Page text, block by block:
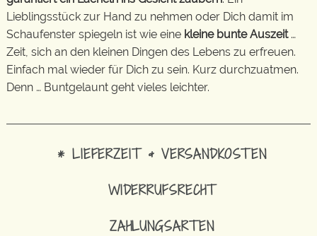
Lieblingsstück zur Hand zu nehmen oder Dich damit im
Schaufenster spiegeln ist wie eine kleine bunte Auszeit…
Zeit, sich an den kleinen Dingen des Lebens zu erfreuen.
Einfach mal wieder für Dich zu sein. Kurz durchzuatmen.
Denn … Buntgelaunt geht vieles leichter.
* LIEFERZEIT & VERSANDKOSTEN
WIDERRUFSRECHT
ZAHLUNGSARTEN